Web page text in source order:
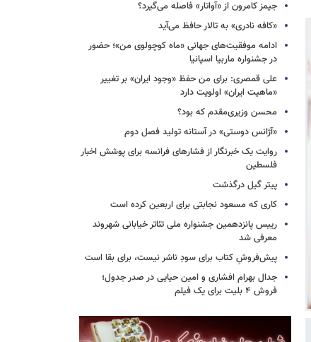
جیمز کامرون از «آواتار» فاصله می‌گیرد؟
«کافه نادری» به تالار حافظ می‌آید
ادامه موفقیت‌های جهانی «ماه کوچولوی من»؛ حضور
در جشنواره ماربیا اسپانیا
علی قمصری: برای من حفظ «وجود ایران» بر تغییر
«ماهیت ایران» اولویت دارد
محسن وزیری‌مقدم که بود؟
«آژانس دوستی» در آستانه تولید فصل دوم
روایت یک خبرنگار از فشارهای فرانسه برای پوشش اخبار
فلسطین
پیتر گیل درگذشت
کاری که مسعود نجابتی برای اربعین کرده است
رییس پانزدهمین جشنواره ملی تئاتر خیابانی شهروند
معرفی شد
پیش‌فروشِ کتاب برای سودِ ناشر نیست، برای بقا است
جدال بهرام افشاری و امین حیایی در صدر جدول؛
فروش ۴ بلیت برای یک فیلم